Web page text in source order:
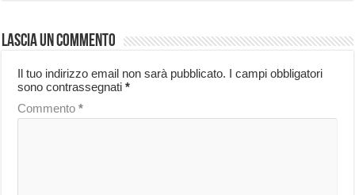
Lascia un commento
Il tuo indirizzo email non sarà pubblicato. I campi obbligatori
sono contrassegnati*
Commento*